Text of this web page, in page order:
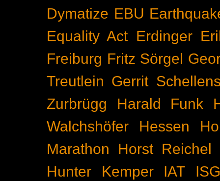
Dymatize EBU
Equality Act Erdinger
Freiburg Fritz Sörgel
Treutlein Gerrit
Zurbrügg
Harald Funk
Walchshöfer
Hessen
Marathon
Horst Reichel
Hunter Kemper
IAT